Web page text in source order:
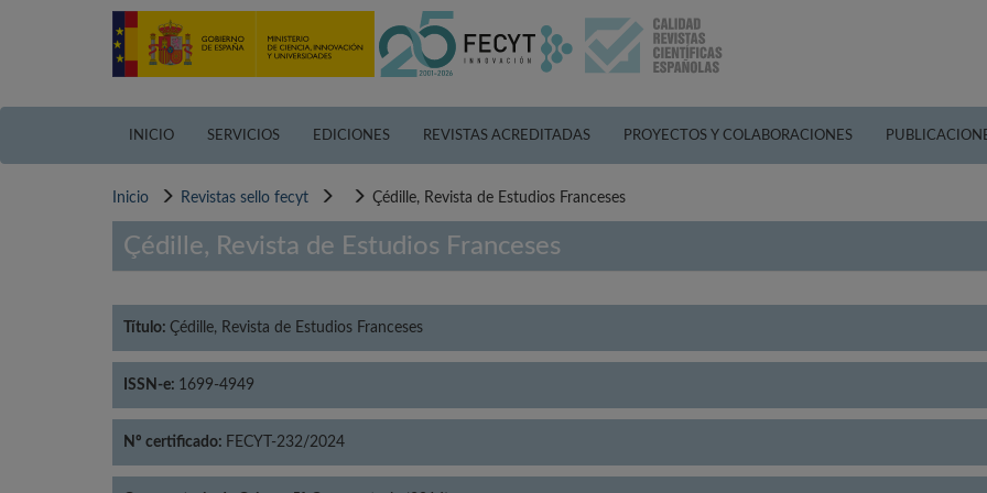
INICIO SERVICIOS EDICIONES REVISTAS ACREDITADAS PROYECTOS Y COLABORACIONES
Inicio Revistas sello fecyt Çédille, Revista de Estudios Franceses
Çédille, Revista de Estudios Franceses
Título: Çédille, Revista de Estudios Franceses
ISSN-e: 1699-4949
Nº certificado: FECYT-232/2024